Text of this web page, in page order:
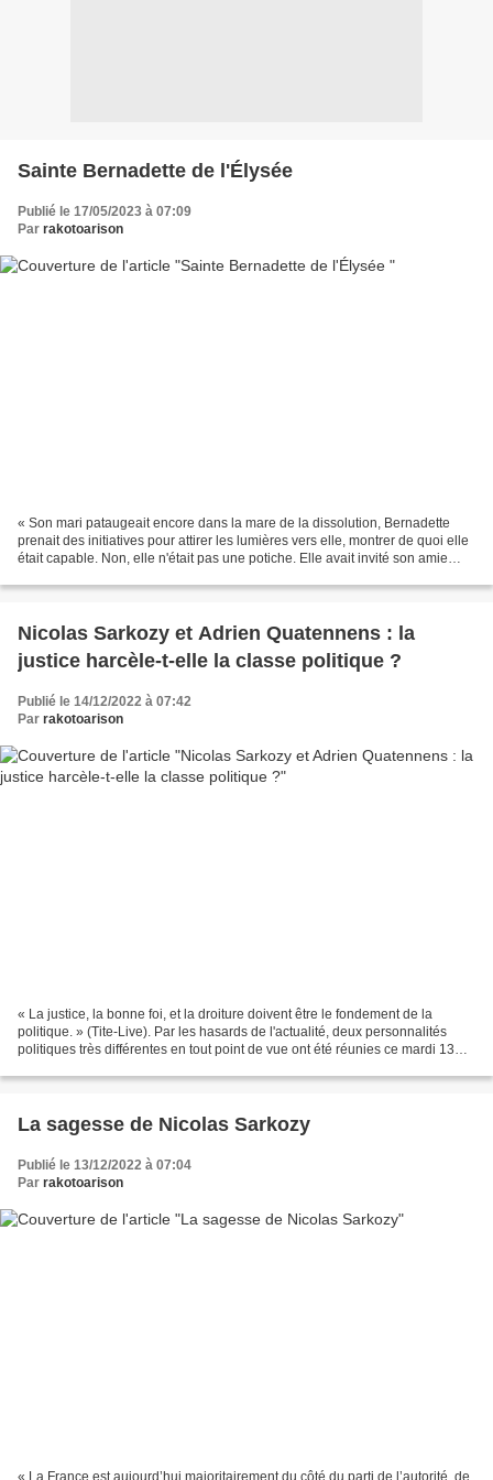
Sainte Bernadette de l'Élysée
Publié le 17/05/2023 à 07:09
Par rakotoarison
« Son mari pataugeait encore dans la mare de la dissolution, Bernadette
prenait des initiatives pour attirer les lumières vers elle, montrer de quoi elle
était capable. Non, elle n'était pas une potiche. Elle avait invité son amie
Nicolas Sarkozy et Adrien Quatennens : la
justice harcèle-t-elle la classe politique ?
Publié le 14/12/2022 à 07:42
Par rakotoarison
« La justice, la bonne foi, et la droiture doivent être le fondement de la
politique. » (Tite-Live). Par les hasards de l'actualité, deux personnalités
politiques très différentes en tout point de vue ont été réunies ce mardi 13
La sagesse de Nicolas Sarkozy
Publié le 13/12/2022 à 07:04
Par rakotoarison
« La France est aujourd’hui majoritairement du côté du parti de l’autorité, de